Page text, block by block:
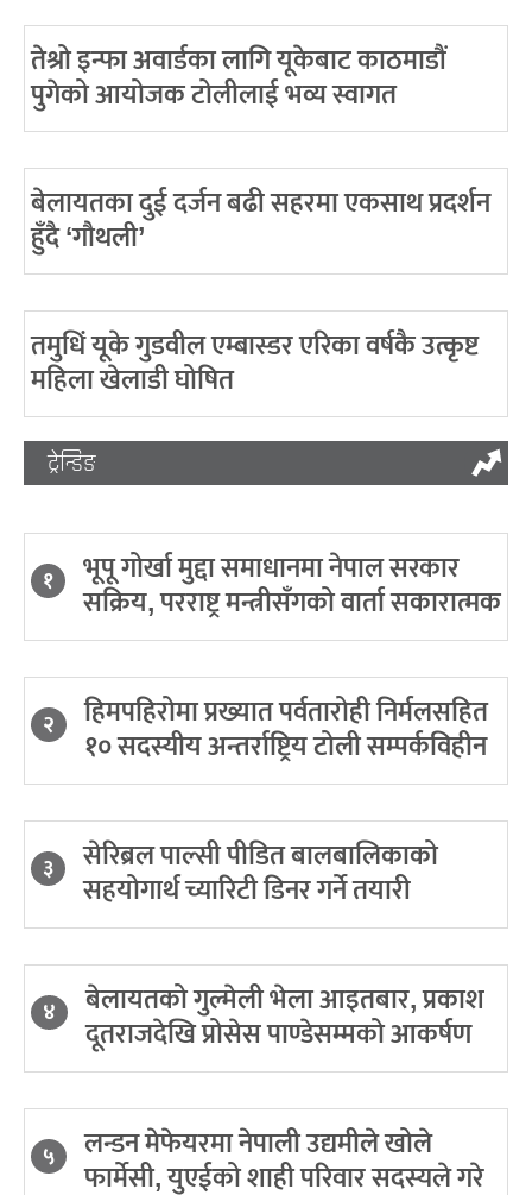
तेश्रो इन्फा अवार्डका लागि यूकेबाट काठमाडौं
पुगेको आयोजक टोलीलाई भव्य स्वागत
बेलायतका दुई दर्जन बढी सहरमा एकसाथ प्रदर्शन
हुँदै ‘गौथली’
तमुधिं यूके गुडवील एम्बास्डर एरिका वर्षकै उत्कृष्ट
महिला खेलाडी घोषित
ट्रेन्डिङ
१ भूपू गोर्खा मुद्दा समाधानमा नेपाल सरकार
सक्रिय, परराष्ट्र मन्त्रीसँगको वार्ता सकारात्मक
२ हिमपहिरोमा प्रख्यात पर्वतारोही निर्मलसहित
१० सदस्यीय अन्तर्राष्ट्रिय टोली सम्पर्कविहीन
३ सेरिब्रल पाल्सी पीडित बालबालिकाको
सहयोगार्थ च्यारिटी डिनर गर्ने तयारी
४ बेलायतको गुल्मेली भेला आइतबार, प्रकाश
दूतराजदेखि प्रोसेस पाण्डेसम्मको आकर्षण
५ लन्डन मेफेयरमा नेपाली उद्यमीले खोले
फार्मेसी, युएईको शाही परिवार सदस्यले गरे